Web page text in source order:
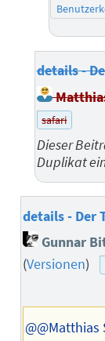
details -
safari
Dieser
Duplikat
details - Der
Gunnar
(Versionen)
@@Matthias